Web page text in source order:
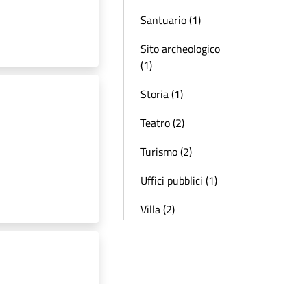
Santuario (1)
Sito archeologico
(1)
Storia (1)
Teatro (2)
Turismo (2)
Uffici pubblici (1)
Villa (2)